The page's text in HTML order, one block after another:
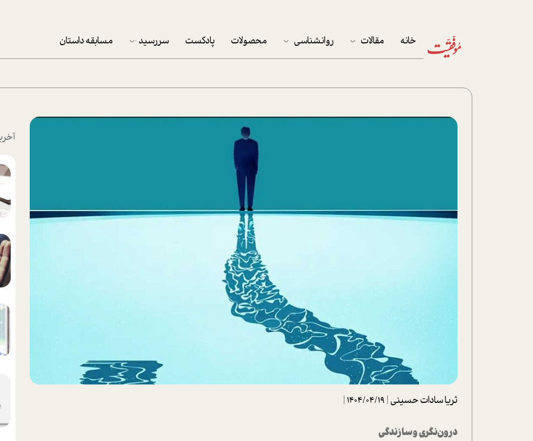
خانه مقالات
کار
روانشناسی محصولات پادکست سررسید مسابقه داستان
ثریا سادات حسینی |
1404/04/19
|
درون‌نگری و سازندگی